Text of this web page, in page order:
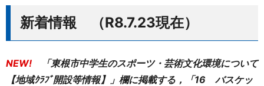
新着情報 （R8.7.23現在）
NEW!
「東根市中学生のスポーツ・芸術文化環境について
【地域ｸﾗﾌﾞ開設等情報】」欄に掲載する，「16 バスケッ